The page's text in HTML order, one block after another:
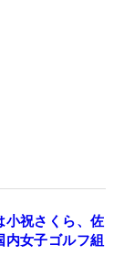
小祝さくら、佐
女子ゴルフ組